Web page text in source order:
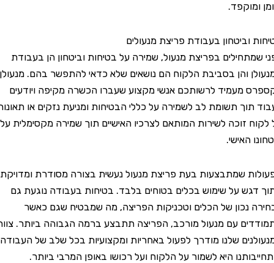
בעבודת פריצת מנעולים
בפריצת מנעול, שמירה על בטיחות וביטחון הן בעבודת
והן בסביבת הלקוח הם נושאים שלא כדאי להתפשר בהם. מנעולן
מעמיד לרשותכם אנשי מקצוע שעברו הכשרה מקיפה ויודעים
תשומת לב לשמירה על כללי הבטיחות ומניעת נזקים או תאונות.
זוכה לשירות המותאם לצרכיו האישיים תוך שמירה מקסימלית על
האישי.
שמתבצעות בעת פריצת מנעול נעשית בצורה מסודרת ומדויקת
על שימוש בכלים בטוחים בלבד. בטיחות בעבודה נוגעת גם
נכון של הכלים וטכניקות הפריצה, מה שמבטיח שגם כאשר
עם מנעול מורכב, הפריצה תתבצע ברמה הגבוהה ביותר. צוות
שלנו מודרך לפעול באחריות ומקצועיות בכל שלב של העבודה,
היא לשמור על הלקוח ועל רכושו באופן המרבי ביותר.